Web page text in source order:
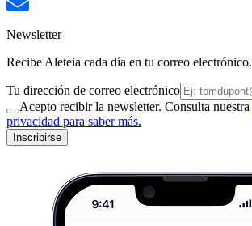
Newsletter
Recibe Aleteia cada día en tu correo electrónico.
Tu dirección de correo electrónico
Acepto recibir la newsletter. Consulta nuestra
privacidad para saber más.
Inscribirse